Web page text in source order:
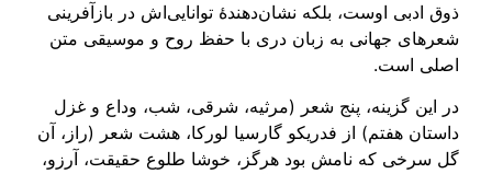
ذوق ادبی اوست، بلکه نشان‌دهندهٔ توانایی‌اش در بازآفرینی
شعرهای جهانی به زبان دری با حفظ روح و موسیقی متن
اصلی است.
در این گزینه، پنج شعر (مرثیه، شرقی، شب، وداع و غزل
داستان هفتم) از فدریکو گارسیا لورکا، هشت شعر (راز، آن
گل سرخی که نامش بود هرگز، خوشا طلوع حقیقت، آرزو،